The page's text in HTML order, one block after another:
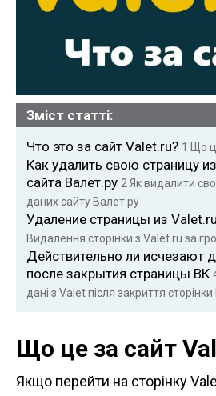
Зміст статті:
Что это за сайт Valet.ru? 1 Що
Как удалить свою страницу
сайта Валет.ру 2Як видалити
даних сайту Валет.ру
Удаление страницы из
Видалення сторінки з Valet.ru за
Действительно ли исчезают
после закрытия страницы ВК
дані з Valet після закриття
Що це за сайт
Якщо перейти на сторінку